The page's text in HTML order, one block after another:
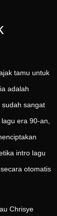
tamu untuk
adalah
sudah sangat
era 90-an,
intro lagu
otomatis
Chrisye